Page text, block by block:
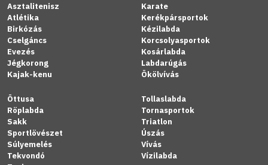
Asztalitenisz
Atlétika
Birkózás
Cselgáncs
Evezés
Jégkorong
Kajak-kenu
Karate
Kerékpársportok
Kézilabda
Korcsolyasportok
Kosárlabda
Labdarúgás
Ökölvívás
Öttusa
Röplabda
Sakk
Sportlövészet
Súlyemelés
Tekvondó
Tollaslabda
Tornasportok
Triatlon
Úszás
Vívás
Vízilabda